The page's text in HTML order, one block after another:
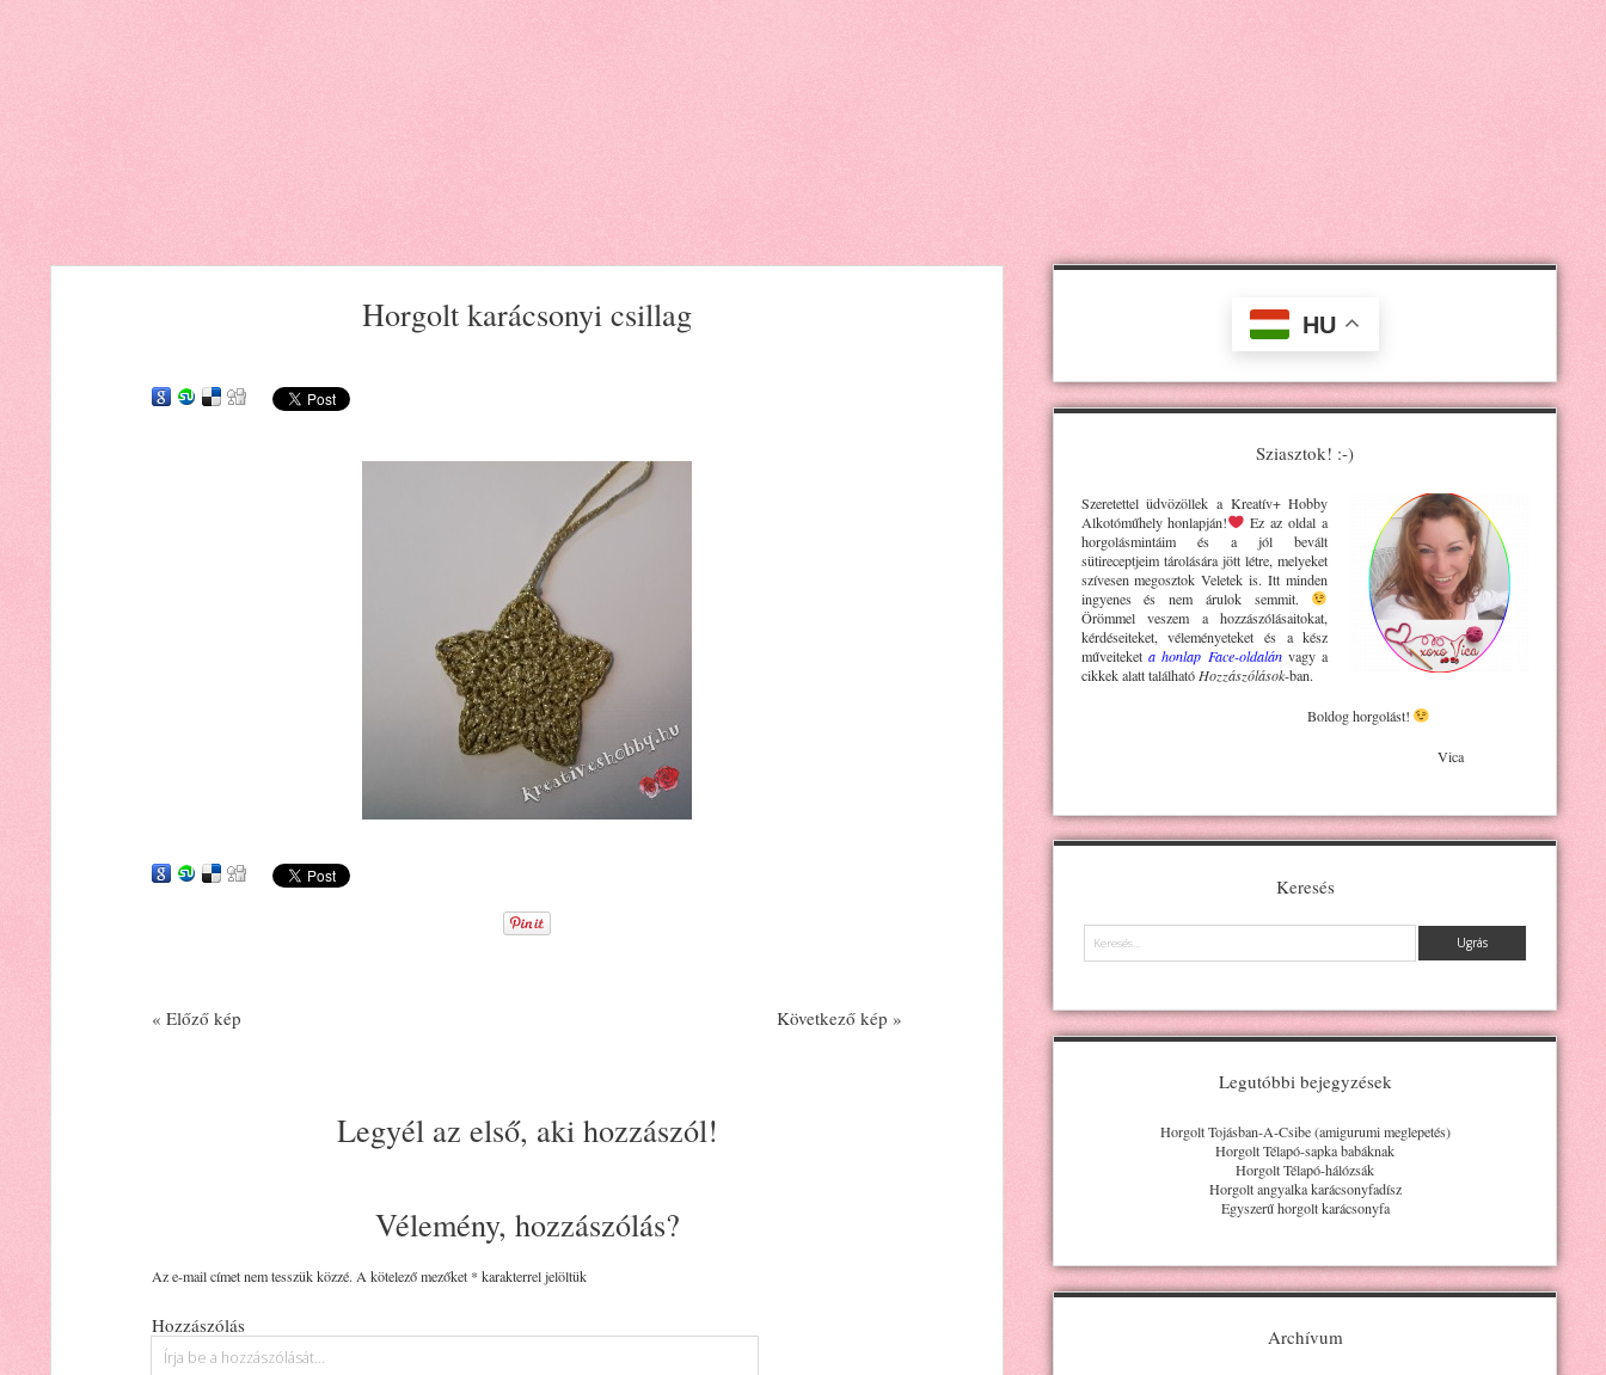
Horgolt karácsonyi csillag
« Előző kép Következő kép »
Legyél az első, aki hozzászól!
Vélemény, hozzászólás?
Az e-mail címet nem tesszük közzé. A kötelező mezőket * karakterrel jelöltük
Hozzászólás
HU
Sziasztok! :-)
Szeretettel üdvözöllek a Kreatív+ Hobby
Alkotóműhelyhonlapján!
Ez az oldal a
horgolásmintáim és a jól bevált
sütireceptjeim tárolására jött létre, melyeket
szívesen megosztok Veletek is. Itt minden
ingyenes és nem árulok semmit.
Örömmel veszem a hozzászólásaitokat,
kérdéseiteket, véleményeteket és a kész
műveiteket a honlap Face-oldalánvagy a
cikkek alatt található Hozzászólások-ban.
Boldog horgolást!
Vica
Keresés
Keresés
Legutóbbi bejegyzések
Horgolt Tojásban-A-Csibe (amigurumi meglepetés)
Horgolt Télapó-sapka babáknak
Horgolt Télapó-hálózsák
Horgolt angyalka karácsonyfadísz
Egyszerű horgolt karácsonyfa
Archívum